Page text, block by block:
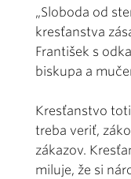
„Sloboda od
kresťanstva
František s
biskupa a
Kresťanstvo
treba veriť,
zákazov.
miluje, že si